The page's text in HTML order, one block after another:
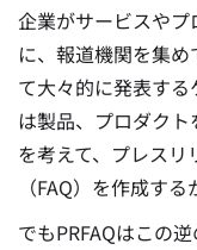
企業がサービスや
に、報道機関を集
て大々的に発表す
は製品、プロダク
を考えて、プレス
（FAQ）を作成する
でもPRFAQはこの